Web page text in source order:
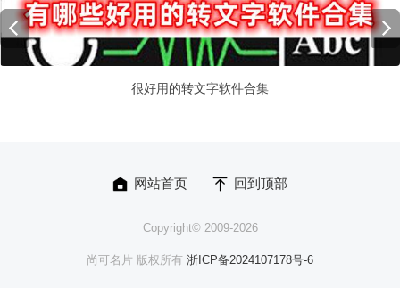
很好用的转文字软件合集
网站首页 回到顶部
Copyright© 2009-2026
尚可名片 版权所有 浙ICP备2024107178号-6